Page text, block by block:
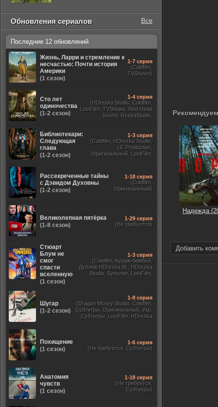
Надежда
Добавить
Обновления сериалов Все
Последние 12 обновлений
Жизнь, Ларри и стремление к
несчастью: Почти история
Америки
(1 сезон)
1-7 серия
(Coldfilm,
TVShows)
Сто лет
одиночества
(1-2 сезон)
1-4 серия
(HDrezka Studio, Coldfilm,
LostFilm, TVShows, Red Head
Sound, RezkaStudio,
Библиотекари:
Следующая
глава
(1-2 сезон)
1-3 серия
(Coldfilm, HDrezka Studio,
LE-Production,
Оригинальный, LostFilm,
Рассекреченные тайны
с Дэвидом Духовны
(1-2 сезон)
1-18 серия
(Coldfilm,
Оригинальный)
Великолепная пятёрка
(1-8 сезон)
1-29 серия
(Не требуется)
Стюарт
Блум не
смог
спасти
вселенную
(1 сезон)
1-3 серия
(Coldfilm, Кураж-бамбей,
Дубляж HDrezka St., HDrezka
Studio, Syncmer, LostFilm,
Шугар
(1-2 сезон)
1-8 серия
(Dragon Money Studio, Coldfilm,
Субтитры, Оригинальный, Укр.
Субтитры, LostFilm, HDrezka
Похищение
(1 сезон)
1-6 серия
(Не требуется, Субтитры)
Анатомия
чувств
(1 сезон)
1-18 серия
(Не требуется,
Субтитры)